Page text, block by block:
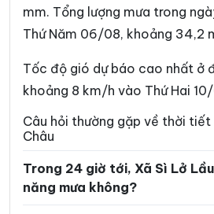
mm. Tổng lượng mưa trong
Thứ Năm 06/08, khoảng 34,2
Tốc độ gió dự báo cao nhất ở
khoảng 8 km/h vào Thứ Hai
Câu hỏi thường gặp về thời tiết
Châu
Trong 24 giờ tới, Xã Sì Lở
năng mưa không?